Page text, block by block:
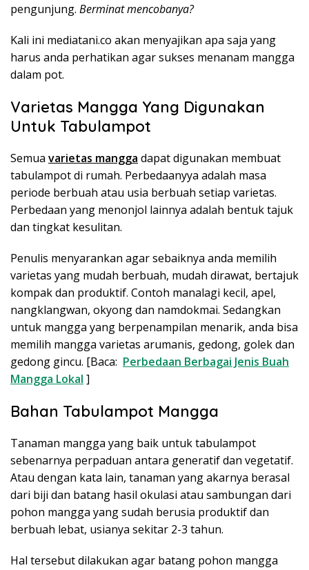
pengunjung. Berminat mencobanya?
Kali ini mediatani.co akan menyajikan apa saja yang
harus anda perhatikan agar sukses menanam mangga
dalam pot.
Varietas Mangga Yang Digunakan
Untuk Tabulampot
Semua varietas mangga dapat digunakan membuat
tabulampot di rumah. Perbedaanyya adalah masa
periode berbuah atau usia berbuah setiap varietas.
Perbedaan yang menonjol lainnya adalah bentuk tajuk
dan tingkat kesulitan.
Penulis menyarankan agar sebaiknya anda memilih
varietas yang mudah berbuah, mudah dirawat, bertajuk
kompak dan produktif. Contoh manalagi kecil, apel,
nangklangwan, okyong dan namdokmai. Sedangkan
untuk mangga yang berpenampilan menarik, anda bisa
memilih mangga varietas arumanis, gedong, golek dan
gedong gincu. [Baca: Perbedaan Berbagai Jenis Buah
Mangga Lokal ]
Bahan Tabulampot Mangga
Tanaman mangga yang baik untuk tabulampot
sebenarnya perpaduan antara generatif dan vegetatif.
Atau dengan kata lain, tanaman yang akarnya berasal
dari biji dan batang hasil okulasi atau sambungan dari
pohon mangga yang sudah berusia produktif dan
berbuah lebat, usianya sekitar 2-3 tahun.
Hal tersebut dilakukan agar batang pohon mangga